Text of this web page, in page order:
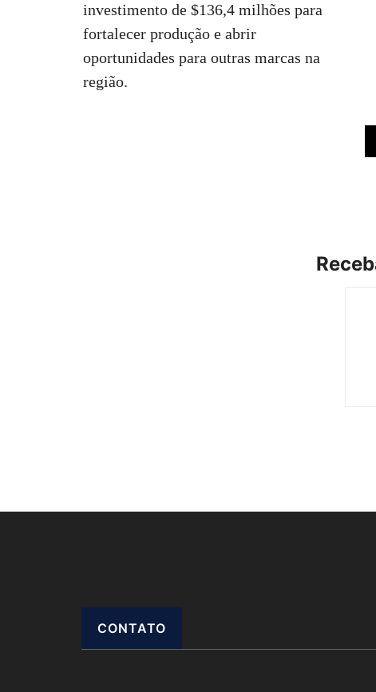
investimento de $136,4 milhões para
fortalecer produção e abrir
oportunidades para outras marcas na
região.
CONTATO